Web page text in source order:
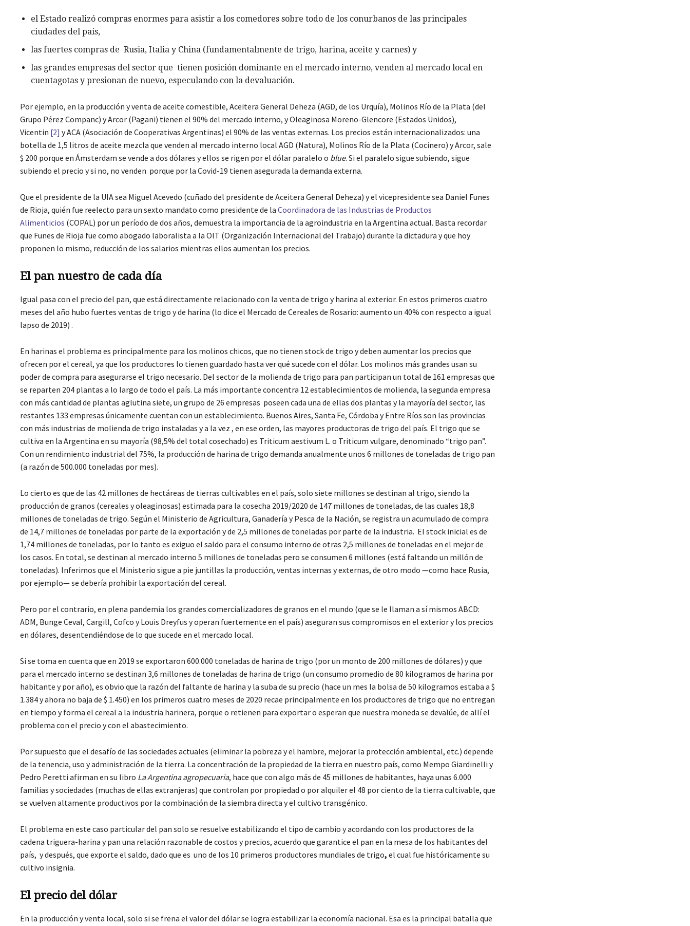
el Estado realizó compras enormes para asistir a los comedores sobre todo de los conurbanos de las principales
ciudades del país,
las fuertes compras de Rusia, Italia y China (fundamentalmente de trigo, harina, aceite y carnes) y
las grandes empresas del sector que tienen posición dominante en el mercado interno, venden al mercado local en
cuentagotas y presionan de nuevo, especulando con la devaluación.
Por ejemplo, en la producción y venta de aceite comestible, Aceitera General Deheza (AGD, de los Urquía), Molinos Río de la Plata (del
Grupo Pérez Companc) y Arcor (Pagani) tienen el 90% del mercado interno, y Oleaginosa Moreno-Glencore (Estados Unidos),
Vicentin [2] y ACA (Asociación de Cooperativas Argentinas) el 90% de las ventas externas. Los precios están internacionalizados: una
botella de 1,5 litros de aceite mezcla que venden al mercado interno local AGD (Natura), Molinos Río de la Plata (Cocinero) y Arcor, sale
$ 200 porque en Ámsterdam se vende a dos dólares y ellos se rigen por el dólar paralelo o blue. Si el paralelo sigue subiendo, sigue
subiendo el precio y si no, no venden porque por la Covid-19 tienen asegurada la demanda externa.
Que el presidente de la UIA sea Miguel Acevedo (cuñado del presidente de Aceitera General Deheza) y el vicepresidente sea Daniel Funes
de Rioja, quién fue reelecto para un sexto mandato como presidente de la Coordinadora de las Industrias de Productos
Alimenticios (COPAL) por un período de dos años, demuestra la importancia de la agroindustria en la Argentina actual. Basta recordar
que Funes de Rioja fue como abogado laboralista a la OIT (Organización Internacional del Trabajo) durante la dictadura y que hoy
proponen lo mismo, reducción de los salarios mientras ellos aumentan los precios.
El pan nuestro de cada día
Igual pasa con el precio del pan, que está directamente relacionado con la venta de trigo y harina al exterior. En estos primeros cuatro
meses del año hubo fuertes ventas de trigo y de harina (lo dice el Mercado de Cereales de Rosario: aumento un 40% con respecto a igual
lapso de 2019) .
En harinas el problema es principalmente para los molinos chicos, que no tienen stock de trigo y deben aumentar los precios que
ofrecen por el cereal, ya que los productores lo tienen guardado hasta ver qué sucede con el dólar. Los molinos más grandes usan su
poder de compra para asegurarse el trigo necesario. Del sector de la molienda de trigo para pan participan un total de 161 empresas que
se reparten 204 plantas a lo largo de todo el país. La más importante concentra 12 establecimientos de molienda, la segunda empresa
con más cantidad de plantas aglutina siete, un grupo de 26 empresas poseen cada una de ellas dos plantas y la mayoría del sector, las
restantes 133 empresas únicamente cuentan con un establecimiento. Buenos Aires, Santa Fe, Córdoba y Entre Ríos son las provincias
con más industrias de molienda de trigo instaladas y a la vez , en ese orden, las mayores productoras de trigo del país. El trigo que se
cultiva en la Argentina en su mayoría (98,5% del total cosechado) es Triticum aestivum L. o Triticum vulgare, denominado “trigo pan”.
Con un rendimiento industrial del 75%, la producción de harina de trigo demanda anualmente unos 6 millones de toneladas de trigo pan
(a razón de 500.000 toneladas por mes).
Lo cierto es que de las 42 millones de hectáreas de tierras cultivables en el país, solo siete millones se destinan al trigo, siendo la
producción de granos (cereales y oleaginosas) estimada para la cosecha 2019/2020 de 147 millones de toneladas, de las cuales 18,8
millones de toneladas de trigo. Según el Ministerio de Agricultura, Ganadería y Pesca de la Nación, se registra un acumulado de compra
de 14,7 millones de toneladas por parte de la exportación y de 2,5 millones de toneladas por parte de la industria. El stock inicial es de
1,74 millones de toneladas, por lo tanto es exiguo el saldo para el consumo interno de otras 2,5 millones de toneladas en el mejor de
los casos. En total, se destinan al mercado interno 5 millones de toneladas pero se consumen 6 millones (está faltando un millón de
toneladas). Inferimos que el Ministerio sigue a pie juntillas la producción, ventas internas y externas, de otro modo —como hace Rusia,
por ejemplo— se debería prohibir la exportación del cereal.
Pero por el contrario, en plena pandemia los grandes comercializadores de granos en el mundo (que se le llaman a sí mismos ABCD:
ADM, Bunge Ceval, Cargill, Cofco y Louis Dreyfus y operan fuertemente en el país) aseguran sus compromisos en el exterior y los precios
en dólares, desentendiéndose de lo que sucede en el mercado local.
Si se toma en cuenta que en 2019 se exportaron 600.000 toneladas de harina de trigo (por un monto de 200 millones de dólares) y que
para el mercado interno se destinan 3,6 millones de toneladas de harina de trigo (un consumo promedio de 80 kilogramos de harina por
habitante y por año), es obvio que la razón del faltante de harina y la suba de su precio (hace un mes la bolsa de 50 kilogramos estaba a $
1.384 y ahora no baja de $ 1.450) en los primeros cuatro meses de 2020 recae principalmente en los productores de trigo que no entregan
en tiempo y forma el cereal a la industria harinera, porque o retienen para exportar o esperan que nuestra moneda se devalúe, de allí el
problema con el precio y con el abastecimiento.
Por supuesto que el desafío de las sociedades actuales (eliminar la pobreza y el hambre, mejorar la protección ambiental, etc.) depende
de la tenencia, uso y administración de la tierra. La concentración de la propiedad de la tierra en nuestro país, como Mempo Giardinelli y
Pedro Peretti afirman en su libro La Argentina agropecuaria, hace que con algo más de 45 millones de habitantes, haya unas 6.000
familias y sociedades (muchas de ellas extranjeras) que controlan por propiedad o por alquiler el 48 por ciento de la tierra cultivable, que
se vuelven altamente productivos por la combinación de la siembra directa y el cultivo transgénico.
El problema en este caso particular del pan solo se resuelve estabilizando el tipo de cambio y acordando con los productores de la
cadena triguera-harina y pan una relación razonable de costos y precios, acuerdo que garantice el pan en la mesa de los habitantes del
país, y después, que exporte el saldo, dado que es uno de los 10 primeros productores mundiales de trigo, el cual fue históricamente su
cultivo insignia.
El precio del dólar
En la producción y venta local, solo si se frena el valor del dólar se logra estabilizar la economía nacional. Esa es la principal batalla que